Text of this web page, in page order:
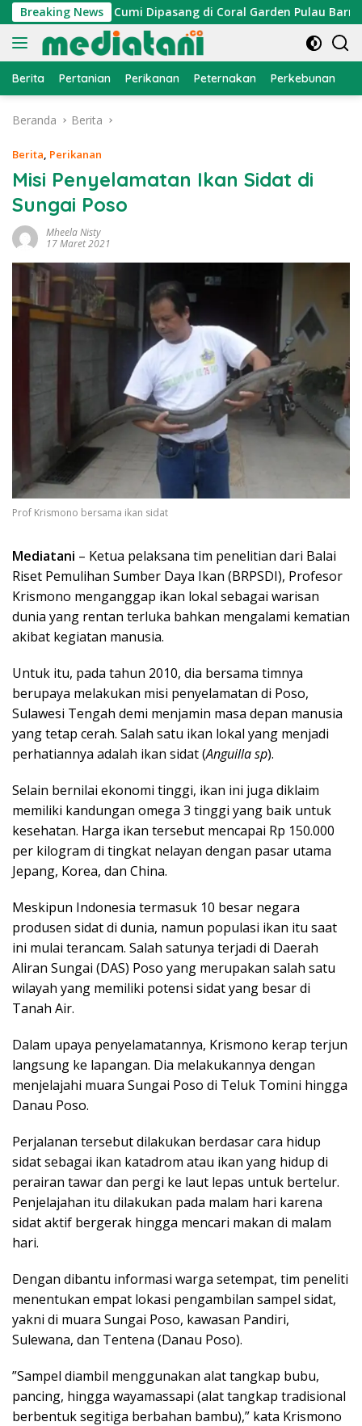
Langsung
ke
konten
Breaking News
Atraktor Cumi Dipasang di Coral Garden Pulau Barrang Caddi
Berita Pertanian Perikanan Peternakan Perkebunan
Beranda Berita
Berita, Perikanan
Misi Penyelamatan Ikan Sidat di
Sungai Poso
Mheela Nisty
17 Maret 2021
Prof Krismono bersama ikan sidat
Mediatani – Ketua pelaksana tim penelitian dari Balai
Riset Pemulihan Sumber Daya Ikan (BRPSDI), Profesor
Krismono menganggap ikan lokal sebagai warisan
dunia yang rentan terluka bahkan mengalami kematian
akibat kegiatan manusia.
Untuk itu, pada tahun 2010, dia bersama timnya
berupaya melakukan misi penyelamatan di Poso,
Sulawesi Tengah demi menjamin masa depan manusia
yang tetap cerah. Salah satu ikan lokal yang menjadi
perhatiannya adalah ikan sidat (Anguilla sp).
Selain bernilai ekonomi tinggi, ikan ini juga diklaim
memiliki kandungan omega 3 tinggi yang baik untuk
kesehatan. Harga ikan tersebut mencapai Rp 150.000
per kilogram di tingkat nelayan dengan pasar utama
Jepang, Korea, dan China.
Meskipun Indonesia termasuk 10 besar negara
produsen sidat di dunia, namun populasi ikan itu saat
ini mulai terancam. Salah satunya terjadi di Daerah
Aliran Sungai (DAS) Poso yang merupakan salah satu
wilayah yang memiliki potensi sidat yang besar di
Tanah Air.
Dalam upaya penyelamatannya, Krismono kerap terjun
langsung ke lapangan. Dia melakukannya dengan
menjelajahi muara Sungai Poso di Teluk Tomini hingga
Danau Poso.
Perjalanan tersebut dilakukan berdasar cara hidup
sidat sebagai ikan katadrom atau ikan yang hidup di
perairan tawar dan pergi ke laut lepas untuk bertelur.
Penjelajahan itu dilakukan pada malam hari karena
sidat aktif bergerak hingga mencari makan di malam
hari.
Dengan dibantu informasi warga setempat, tim peneliti
menentukan empat lokasi pengambilan sampel sidat,
yakni di muara Sungai Poso, kawasan Pandiri,
Sulewana, dan Tentena (Danau Poso).
”Sampel diambil menggunakan alat tangkap bubu,
pancing, hingga wayamassapi (alat tangkap tradisional
berbentuk segitiga berbahan bambu),” kata Krismono